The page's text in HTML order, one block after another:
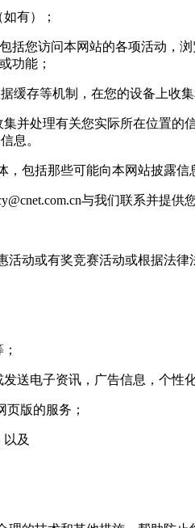
有）；
您访问本网站的各项活动，
功能；
存等机制，在您的设备上收集
处理有关您实际所在位置的
息。
包括那些可能向本网站披露信
与我们联系并提供
或有奖竞赛活动或根据法律
电子资讯，广告信息，个性化
版的服务；
及